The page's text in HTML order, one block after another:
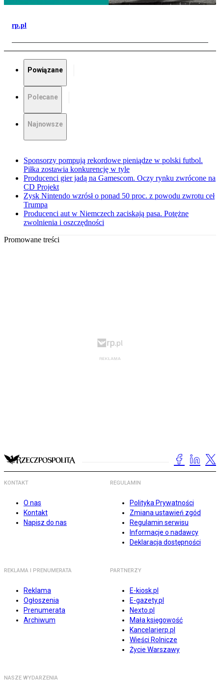
rp.pl
Powiązane
Polecane
Najnowsze
Sponsorzy pompują rekordowe pieniądze w polski futbol.
Piłka zostawia konkurencję w tyle
Producenci gier jadą na Gamescom. Oczy rynku zwrócone na
CD Projekt
Zysk Nintendo wzrósł o ponad 50 proc. z powodu zwrotu ceł
Trumpa
Producenci aut w Niemczech zaciskają pasa. Potężne
zwolnienia i oszczędności
Promowane treści
KONTAKT
O nas
Kontakt
Napisz do nas
REGULAMIN
Polityka Prywatności
Zmiana ustawień zgód
Regulamin serwisu
Informacje o nadawcy
Deklaracja dostępności
REKLAMA I PRENUMERATA
Reklama
Ogłoszenia
Prenumerata
Archiwum
PARTNERZY
E-kiosk.pl
E-gazety.pl
Nexto.pl
Mała księgowość
Kancelarierp.pl
Wieści Rolnicze
Życie Warszawy
NASZE WYDARZENIA